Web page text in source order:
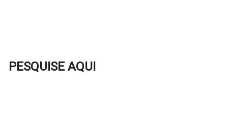
PESQUISE AQUI